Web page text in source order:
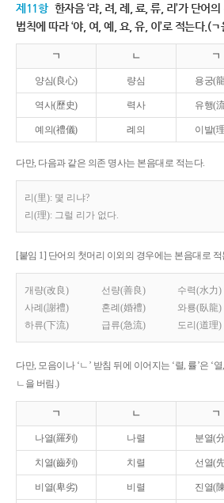
제11항 한자음 ‘랴, 려, 례, 료, 류, 리’가 단어
법칙에 따라 ‘야, 여, 예, 요, 유, 이’로 적는다.(
ㄱ ㄴ ㄱ
양심(良心) 량심 용궁(
역사(歷史) 력사 유행(
예의(禮儀) 례의 이발(
다만, 다음과 같은 의존 명사는 본음대로 적는다.
리(里): 몇 리냐?
리(理): 그럴 리가 없다.
[붙임 1] 단어의 첫머리 이외의 경우에는 본음대로 적
개량(改良) 선량(善良) 수력(水力)
사례(謝禮)
혼례(婚禮) 와룡(臥龍)
하류(下流)
급류(急流) 도리(道理)
다만, 모음이나 ‘ㄴ’ 받침 뒤에 이어지는 ‘렬, 률’은 ‘
ㄴ을 버림.)
ㄱ ㄴ ㄱ
나열(羅列) 나렬 분열(
치열(齒列) 치렬 선열(
비열(卑劣) 비렬 진열(